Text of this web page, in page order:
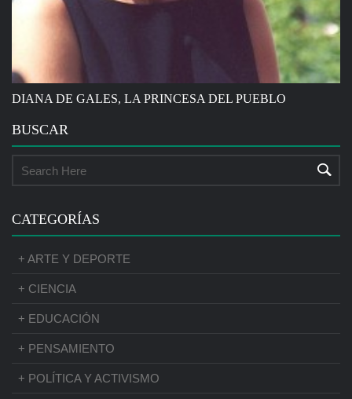
DIANA DE GALES, LA PRINCESA DEL PUEBLO
BUSCAR
CATEGORÍAS
+ ARTE Y DEPORTE
+ CIENCIA
+ EDUCACIÓN
+ PENSAMIENTO
+ POLÍTICA Y ACTIVISMO